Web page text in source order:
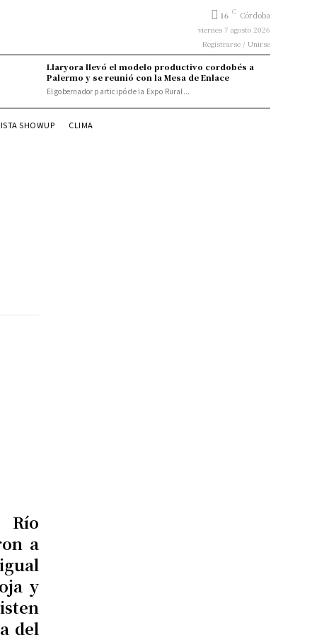
16 C Córdoba
viernes 7 agosto 2026
Registrarse / Unirse
Llaryora llevó el modelo productivo cordobés a
Palermo y se reunió con la Mesa de Enlace
El gobernador participó de la Expo Rural...
SHOWUP CLIMA
Río
a
y
del